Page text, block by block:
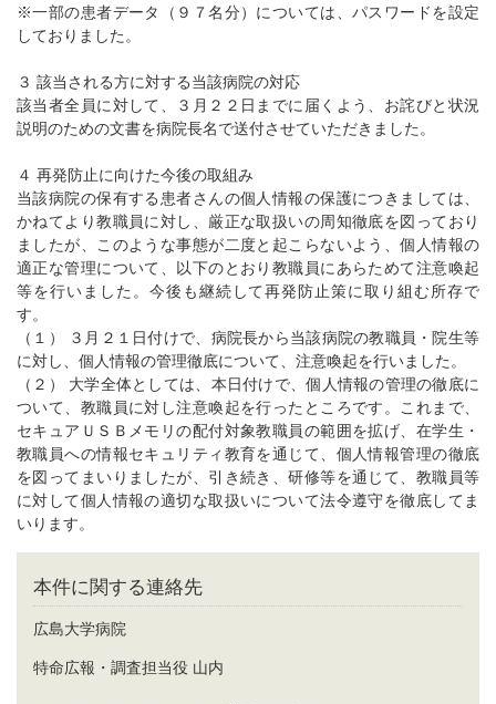
※一部の患者データ（９７名分）については、パスワードを設定
しておりました。
３ 該当される方に対する当該病院の対応
該当者全員に対して、３月２２日までに届くよう、お詫びと状況
説明のための文書を病院長名で送付させていただきました。
４ 再発防止に向けた今後の取組み
当該病院の保有する患者さんの個人情報の保護につきましては、
かねてより教職員に対し、厳正な取扱いの周知徹底を図っており
ましたが、このような事態が二度と起こらないよう、個人情報の
適正な管理について、以下のとおり教職員にあらためて注意喚起
等を行いました。今後も継続して再発防止策に取り組む所存で
す。
（１） ３月２１日付けで、病院長から当該病院の教職員・院生等
に対し、個人情報の管理徹底について、注意喚起を行いました。
（２） 大学全体としては、本日付けで、個人情報の管理の徹底に
ついて、教職員に対し注意喚起を行ったところです。これまで、
セキュアＵＳＢメモリの配付対象教職員の範囲を拡げ、在学生・
教職員への情報セキュリティ教育を通じて、個人情報管理の徹底
を図ってまいりましたが、引き続き、研修等を通じて、教職員等
に対して個人情報の適切な取扱いについて法令遵守を徹底してま
いります。
本件に関する連絡先
広島大学病院
特命広報・調査担当役 山内